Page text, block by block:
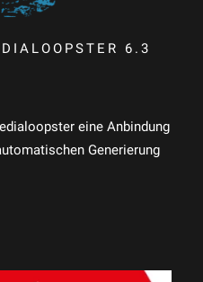
6.3
eine Anbindung
Generierung